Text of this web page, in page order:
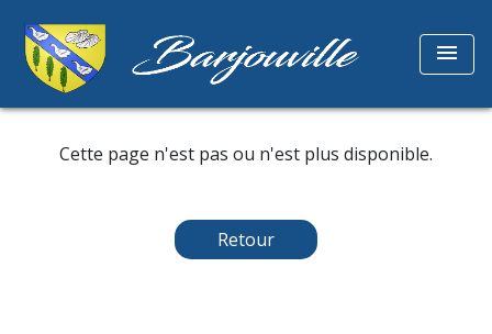
menu
Cette page n'est pas ou n'est plus disponible.
Retour